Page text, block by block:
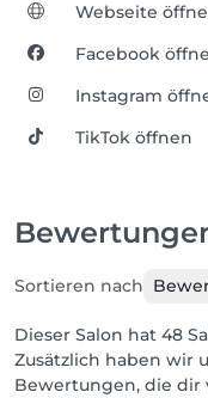
Webseite
Facebook
Instagram
TikTok öffnen
Sortieren nach
Dieser Salon hat 48
Zusätzlich haben wir
Bewertungen, die dir